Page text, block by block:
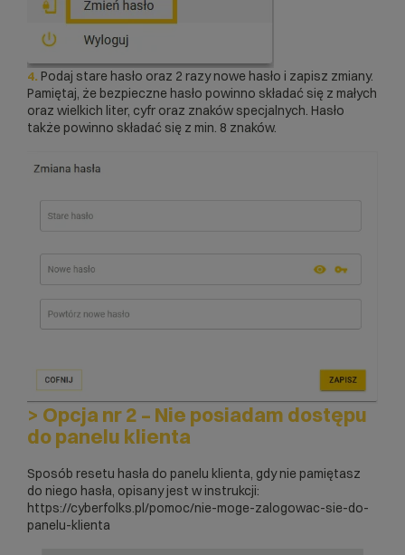
4. Podaj stare hasło oraz 2 razy nowe hasło i zapisz zmiany.
Pamiętaj, że bezpieczne hasło powinno składać się z małych
oraz wielkich liter, cyfr oraz znaków specjalnych. Hasło
także powinno składać się z min. 8 znaków.
> Opcja nr 2 – Nie posiadam dostępu
do panelu klienta
Sposób resetu hasła do panelu klienta, gdy nie pamiętasz
do niego hasła, opisany jest w instrukcji:
https://cyberfolks.pl/pomoc/nie-moge-zalogowac-sie-do-
panelu-klienta